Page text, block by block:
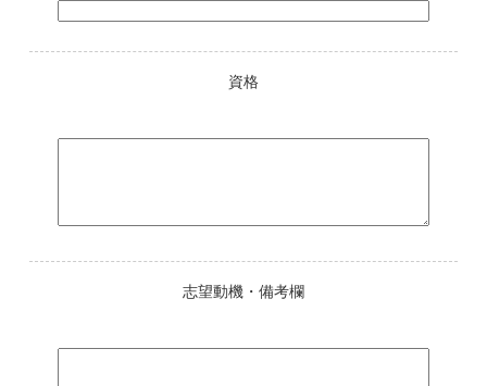
資格
志望動機・備考欄